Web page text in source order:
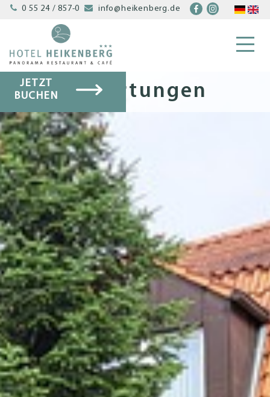
 0 55 24 / 857-0  info@heikenberg.de
Bewertungen
JETZT
BUCHEN